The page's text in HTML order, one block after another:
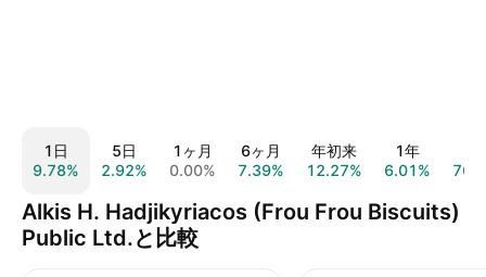
1日
9.78%
5日
2.92%
1ヶ月
0.00%
6ヶ月
7.39%
年初来
12.27%
1年
6.01%
Alkis H. Hadjikyriacos (Frou Frou Biscuits)
Public Ltd.と比較